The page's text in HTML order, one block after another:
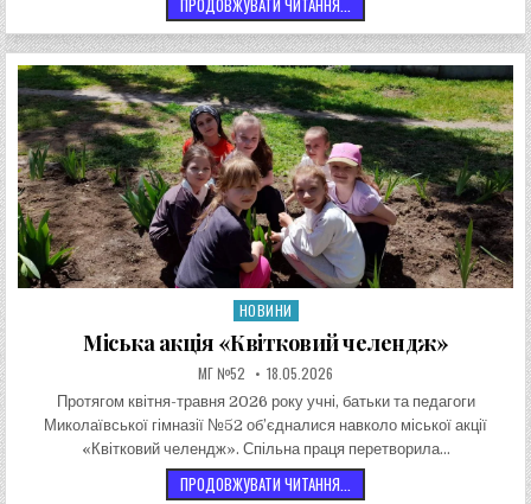
ПРОДОВЖУВАТИ ЧИТАННЯ...
Опублікувати в
НОВИНИ
Міська акція «Квітковий челендж»
АВТОР:
МГ №52 ДАТА ЗАПИСИ:
18.05.2026
Протягом квітня-травня 2026 року учні, батьки та педагоги
Миколаївської гімназії №52 об’єдналися навколо міської акції
«Квітковий челендж». Спільна праця перетворила…
ПРОДОВЖУВАТИ ЧИТАННЯ... МІСЬКА АКЦІЯ «КВІТКОВИЙ